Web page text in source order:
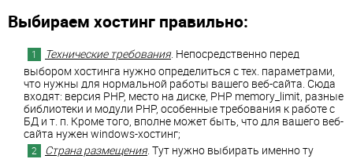
Выбираем хостинг правильно:
Технические требования. Непосредственно перед
выбором хостинга нужно определиться с тех. параметрами,
что нужны для нормальной работы вашего веб-сайта. Сюда
входят: версия PHP, место на диске, PHP memory_limit, разные
библиотеки и модули PHP, особенные требования к работе с
БД и т. п. Кроме того, вполне может быть, что для вашего веб-
сайта нужен windows-хостинг;
Страна размещения. Тут нужно выбирать именно ту